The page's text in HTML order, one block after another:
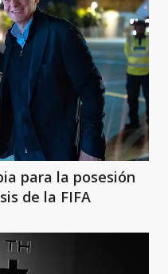
para la posesión
de la FIFA